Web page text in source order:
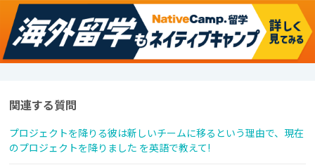
関連する質問
プロジェクトを降りる彼は新しいチームに移るという理由で、現在
のプロジェクトを降りました を英語で教えて!